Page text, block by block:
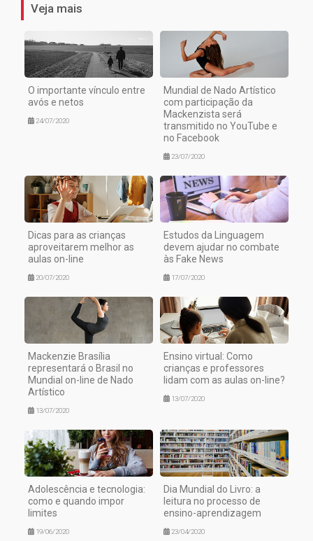
Veja mais
O importante vínculo entre
avós e netos
24/07/2020
Mundial de Nado Artístico
com participação da
Mackenzista será
transmitido no YouTube e
no Facebook
23/07/2020
Dicas para as crianças
aproveitarem melhor as
aulas on-line
20/07/2020
Estudos da Linguagem
devem ajudar no combate
às Fake News
17/07/2020
Mackenzie Brasília
representará o Brasil no
Mundial on-line de Nado
Artístico
13/07/2020
Ensino virtual: Como
crianças e professores
lidam com as aulas on-line?
13/07/2020
Adolescência e tecnologia:
como e quando impor
limites
19/06/2020
Dia Mundial do Livro: a
leitura no processo de
ensino-aprendizagem
23/04/2020